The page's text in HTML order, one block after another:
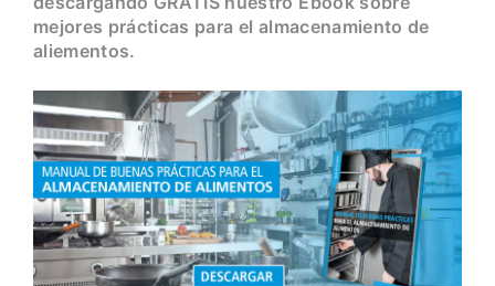
mejores prácticas para el almacenamiento de
aliementos.